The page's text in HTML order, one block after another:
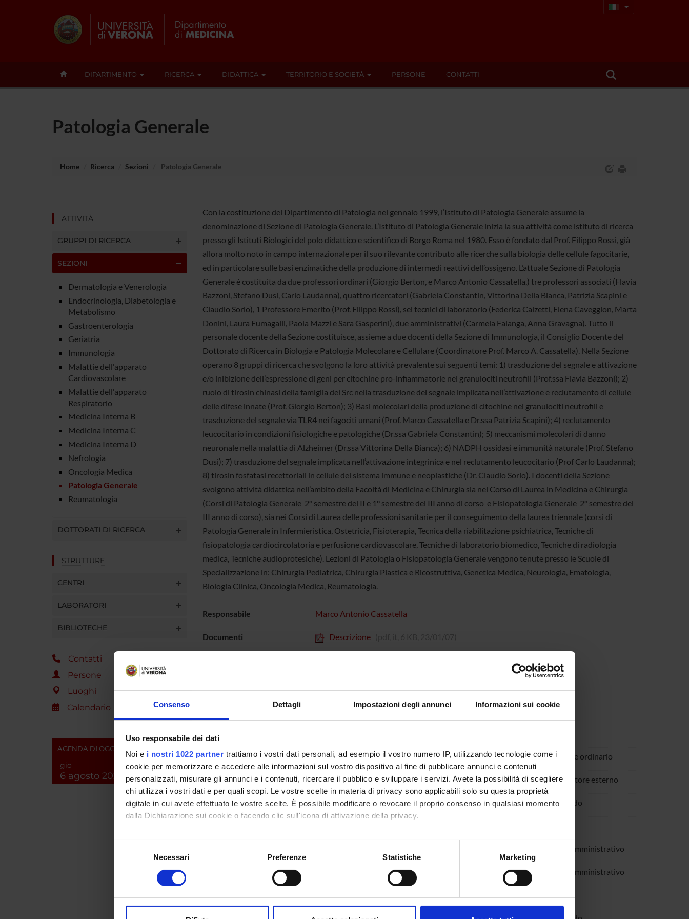
Consenso Dettagli Impostazioni degli annunci Informazioni sui cookie
Uso responsabile dei dati
Noi e i nostri 1022 partner trattiamo i vostri dati personali, ad esempio il vostro numero IP, utilizzando tecnologie come i
cookie per memorizzare e accedere alle informazioni sul vostro dispositivo al fine di pubblicare annunci e contenuti
personalizzati, misurare gli annunci e i contenuti, ricercare il pubblico e sviluppare i servizi. Avete la possibilità di scegliere
chi utilizza i vostri dati e per quali scopi. Le vostre scelte in materia di privacy sono applicabili solo su questa proprietà
digitale in cui avete effettuato le vostre scelte. È possibile modificare o revocare il proprio consenso in qualsiasi momento
dalla Dichiarazione sui cookie o facendo clic sull'icona di attivazione della privacy.
Con il tuo consenso, vorremmo anche:
raccogliere informazioni sulla tua posizione geografica, con un'approssimazione di qualche metro,
digitali).
modificare o ritirare il tuo consenso in qualsiasi momento dalla Dichiarazione sui cookie.
Necessari Preferenze Statistiche Marketing
DIPARTIMENTO RICERCA DIDATTICA TERRITORIO E SOCIETÀ PERSONE CONTATTI
Patologia Generale
Home Ricerca Sezioni Patologia Generale
ATTIVITÀ
GRUPPI DI RICERCA
SEZIONI
Dermatologia e Venerologia
Endocrinologia, Diabetologia e
Metabolismo
Gastroenterologia
Geriatria
Immunologia
Malattie dell'apparato
Cardiovascolare
Malattie dell'apparato
Respiratorio
Medicina Interna B
Medicina Interna C
Medicina Interna D
Nefrologia
Oncologia Medica
Patologia Generale
Reumatologia
DOTTORATI DI RICERCA
STRUTTURE
CENTRI
LABORATORI
BIBLIOTECHE
Contatti
Persone
Luoghi
Calendario
AGENDA DI OGGI
gio
6 agosto 2026
Con la costituzione del Dipartimento di Patologia nel gennaio 1999, l’Istituto di Patologia Generale assume la
denominazione di Sezione di Patologia Generale. L’Istituto di Patologia Generale inizia la sua attività come istituto di ricerca
presso gli Istituti Biologici del polo didattico e scientifico di Borgo Roma nel 1980. Esso è fondato dal Prof. Filippo Rossi, già
allora molto noto in campo internazionale per il suo rilevante contributo alle ricerche sulla biologia delle cellule fagocitarie,
ed in particolare sulle basi enzimatiche della produzione di intermedi reattivi dell’ossigeno. L’attuale Sezione di Patologia
Generale è costituita da due professori ordinari (Giorgio Berton, e Marco Antonio Cassatella,) tre professori associati (Flavia
Bazzoni, Stefano Dusi, Carlo Laudanna), quattro ricercatori (Gabriela Constantin, Vittorina Della Bianca, Patrizia Scapini e
Claudio Sorio), 1 Professore Emerito (Prof. Filippo Rossi), sei tecnici di laboratorio (Federica Calzetti, Elena Caveggion, Marta
Donini, Laura Fumagalli, Paola Mazzi e Sara Gasperini), due amministrativi (Carmela Falanga, Anna Gravagna). Tutto il
personale docente della Sezione costituisce, assieme a due docenti della Sezione di Immunologia, il Consiglio Docente del
Dottorato di Ricerca in Biologia e Patologia Molecolare e Cellulare (Coordinatore Prof. Marco A. Cassatella). Nella Sezione
operano 8 gruppi di ricerca che svolgono la loro attività prevalente sui seguenti temi: 1) trasduzione del segnale e attivazione
e/o inibizione dell’espressione di geni per citochine pro-infiammatorie nei granulociti neutrofili (Prof.ssa Flavia Bazzoni); 2)
ruolo di tirosin chinasi della famiglia del Src nella trasduzione del segnale implicata nell’attivazione e reclutamento di cellule
delle difese innate (Prof. Giorgio Berton); 3) Basi molecolari della produzione di citochine nei granulociti neutrofili e
trasduzione del segnale via TLR4 nei fagociti umani (Prof. Marco Cassatella e Dr.ssa Patrizia Scapini); 4) reclutamento
leucocitario in condizioni fisiologiche e patologiche (Dr.ssa Gabriela Constantin); 5) meccanismi molecolari di danno
neuronale nella malattia di Alzheimer (Dr.ssa Vittorina Della Bianca); 6) NADPH ossidasi e immunità naturale (Prof. Stefano
Dusi); 7) trasduzione del segnale implicata nell’attivazione integrinica e nel reclutamento leucocitario (Prof Carlo Laudanna);
8) tirosin fosfatasi recettoriali in cellule del sistema immune e neoplastiche (Dr. Claudio Sorio). I docenti della Sezione
svolgono attività didattica nell’ambito della Facoltà di Medicina e Chirurgia sia nel Corso di Laurea in Medicina e Chirurgia
(Corsi di Patologia Generale  2° semestre del II e 1° semestre del III anno di corso  e Fisiopatologia Generale  2° semestre del
III anno di corso), sia nei Corsi di Laurea delle professioni sanitarie per il conseguimento della laurea triennale (corsi di
Patologia Generale in Infermieristica, Ostetricia, Fisioterapia, Tecnica della riabilitazione psichiatrica, Tecniche di
fisiopatologia cardiocircolatoria e perfusione cardiovascolare, Tecniche di laboratorio biomedico, Tecniche di radiologia
medica, Tecniche audioprotesiche). Lezioni di Patologia o Fisiopatologia Generale vengono tenute presso le Scuole di
Specializzazione in: Chirurgia Pediatrica, Chirurgia Plastica e Ricostruttiva, Genetica Medica, Neurologia, Ematologia,
Biologia Clinica, Oncologia Medica, Reumatologia.
Responsabile Marco Antonio Cassatella
Documenti Descrizione
Aree di ricerca Progetti
Angelini Gabriele
Avesani Benedetta Dottorando
Balanzin Camillo Dottorando
Bazzoni Flavia Professore ordinario
Collaboratore esterno
Calzetti Federica Tecnico-Amministrativo
Laudanna Carlo Professore ordinario
Maculan Matteo Collaboratore esterno
Majumder Pallab Dottorando
Tecnico-Amministrativo
Tecnico-Amministrativo